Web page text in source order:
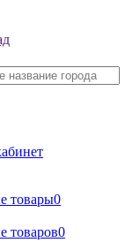
товары0
товаров0